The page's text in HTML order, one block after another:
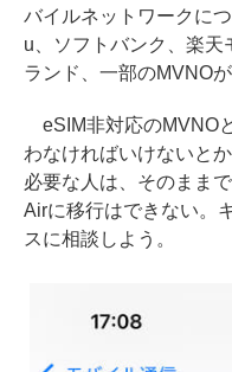
バイルネットワークに
u、ソフトバンク、楽
ランド、一部のMVNO
eSIM非対応のMVNO
わなければいけないと
必要な人は、そのまま
Airに移行はできない。
スに相談しよう。